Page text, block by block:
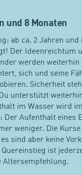
und 8 Monaten
ab ca. 2 Jahren und
Der Ideenreichtum
werden weiterhin
sich und seine
Sicherheit
unterstützt
im Wasser wird
Der Aufenthalt eines
weniger. Die Kurse
sind aber keine
ist
Altersempfehlung.